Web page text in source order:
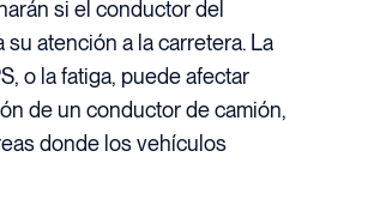
si el conductor del
atención a la carretera. La
o la fatiga, puede afectar
de un conductor de camión,
donde los vehículos